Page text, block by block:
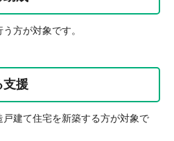
方が対象です。
支援
建て住宅を新築する方が対象で